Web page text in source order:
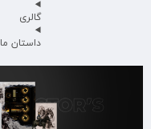
گالری
داستان ما